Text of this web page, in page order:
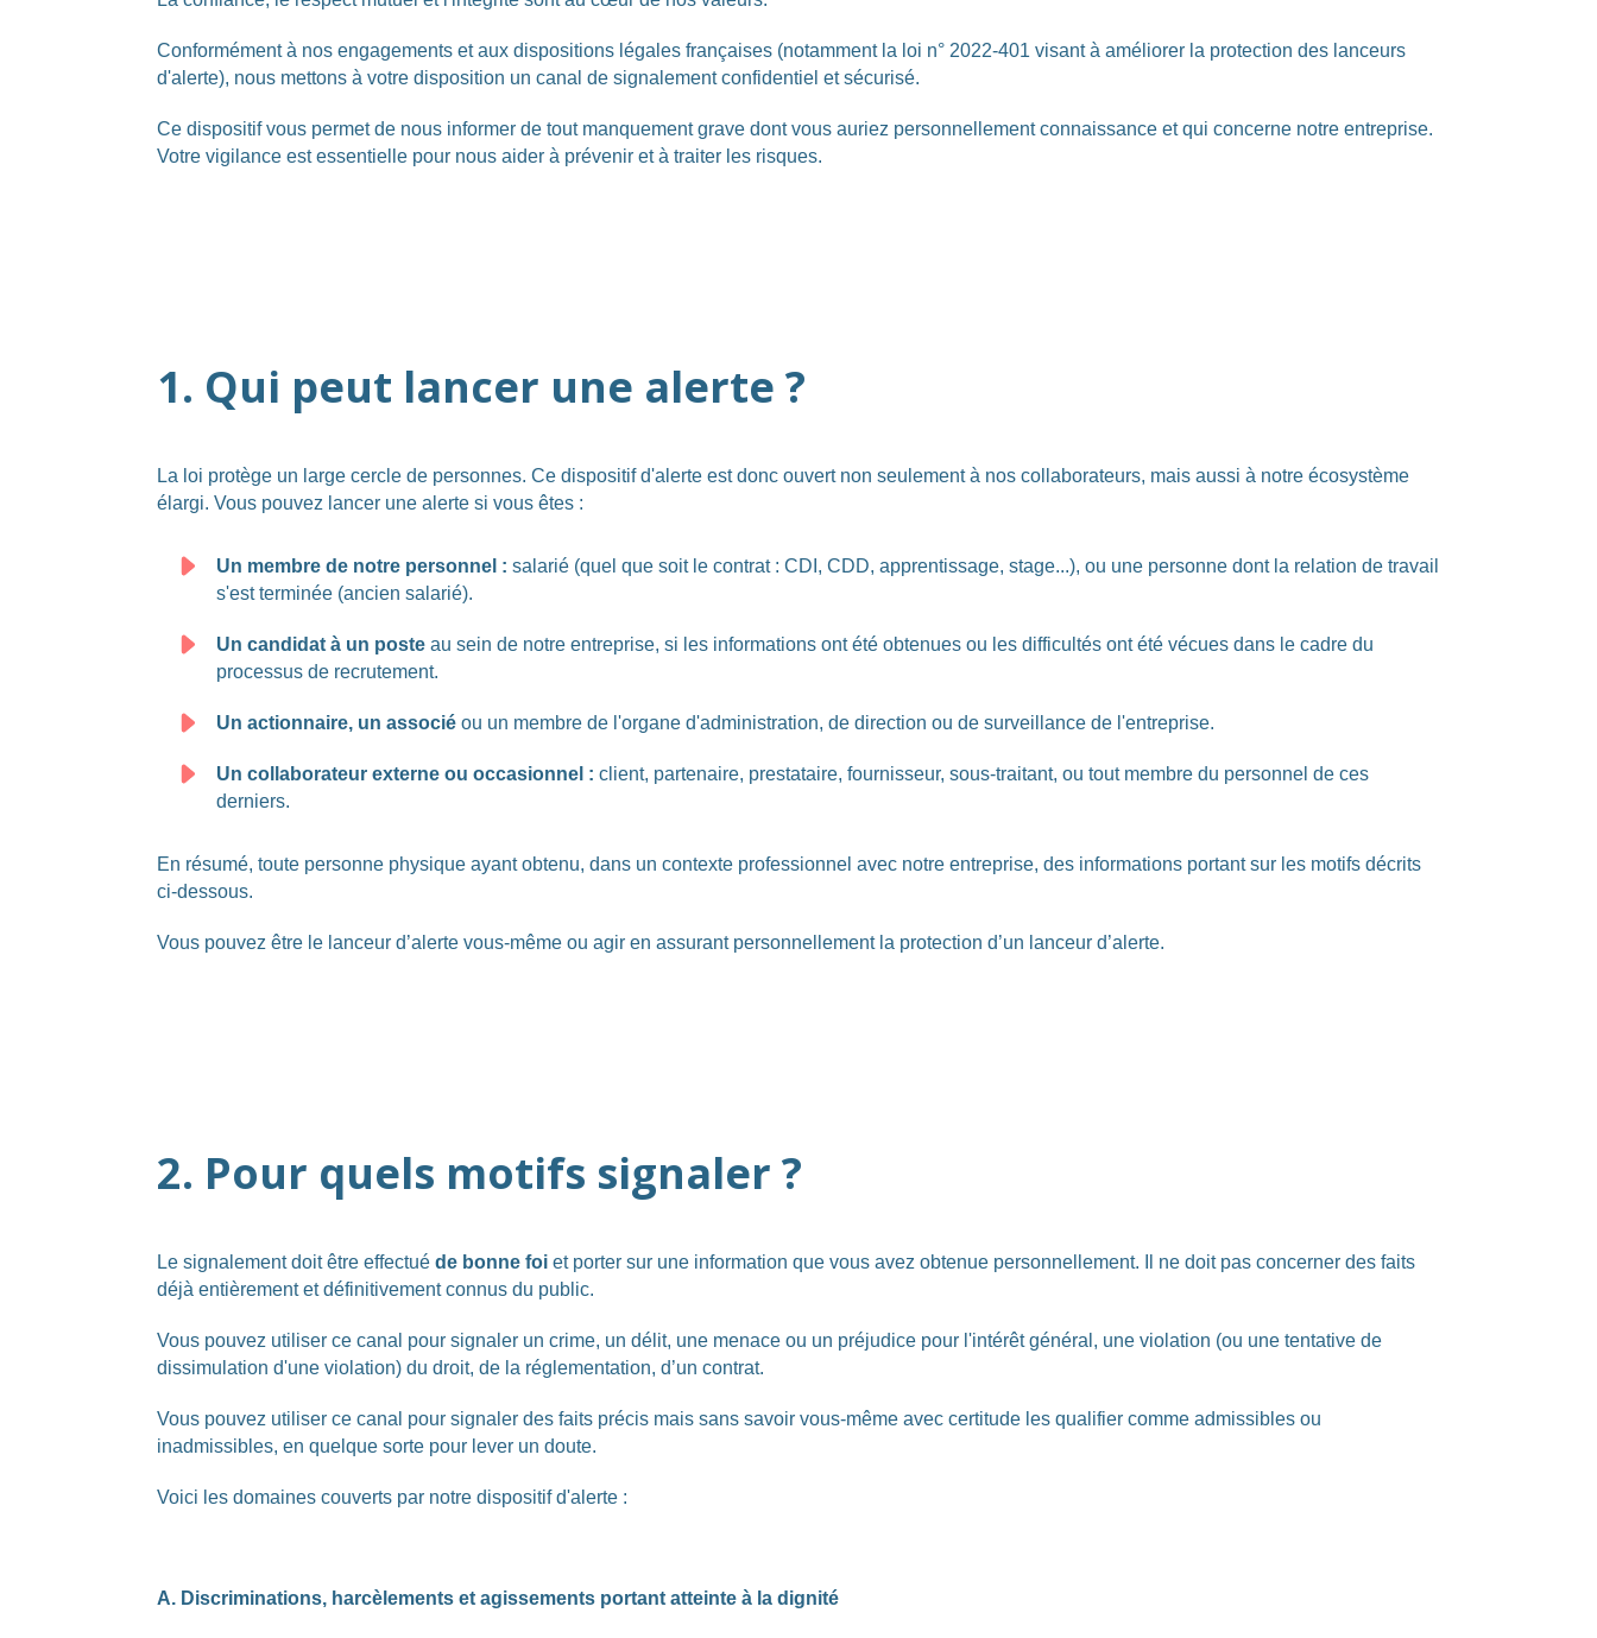
Conformément à nos engagements et aux dispositions légales françaises (notamment la loi n° 2022-401 visant à améliorer la protection des lanceurs
d'alerte), nous mettons à votre disposition un canal de signalement confidentiel et sécurisé.
Ce dispositif vous permet de nous informer de tout manquement grave dont vous auriez personnellement connaissance et qui concerne notre entreprise.
Votre vigilance est essentielle pour nous aider à prévenir et à traiter les risques.
1. Qui peut lancer une alerte ?
La loi protège un large cercle de personnes. Ce dispositif d'alerte est donc ouvert non seulement à nos collaborateurs, mais aussi à notre écosystème
élargi. Vous pouvez lancer une alerte si vous êtes :
Un membre de notre personnel : salarié (quel que soit le contrat : CDI, CDD, apprentissage, stage...), ou une personne dont la relation de travail
s'est terminée (ancien salarié).
Un candidat à un posteau sein de notre entreprise, si les informations ont été obtenues ou les difficultés ont été vécues dans le cadre du
processus de recrutement.
Un actionnaire, un associéou un membre de l'organe d'administration, de direction ou de surveillance de l'entreprise.
Un collaborateur externe ou occasionnel : client, partenaire, prestataire, fournisseur, sous-traitant, ou tout membre du personnel de ces
derniers.
En résumé, toute personne physique ayant obtenu, dans un contexte professionnel avec notre entreprise, des informations portant sur les motifs décrits
ci-dessous.
Vous pouvez être le lanceur d’alerte vous-même ou agir en assurant personnellement la protection d’un lanceur d’alerte.
2. Pour quels motifs signaler ?
Le signalement doit être effectué de bonne foiet porter sur une information que vous avez obtenue personnellement. Il ne doit pas concerner des faits
déjà entièrement et définitivement connus du public.
Vous pouvez utiliser ce canal pour signaler un crime, un délit, une menace ou un préjudice pour l'intérêt général, une violation (ou une tentative de
dissimulation d'une violation) du droit, de la réglementation, d’un contrat.
Vous pouvez utiliser ce canal pour signaler des faits précis mais sans savoir vous-même avec certitude les qualifier comme admissibles ou
inadmissibles, en quelque sorte pour lever un doute.
Voici les domaines couverts par notre dispositif d'alerte :
A. Discriminations, harcèlements et agissements portant atteinte à la dignité